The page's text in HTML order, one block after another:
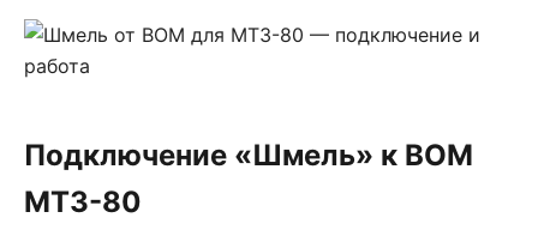
Подключение «Шмель» к ВОМ
МТЗ-80